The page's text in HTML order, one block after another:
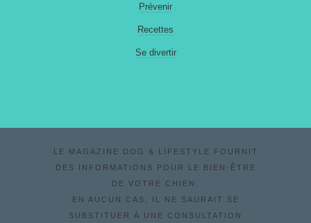
Prévenir
Recettes
Se divertir
LE MAGAZINE DOG & LIFESTYLE FOURNIT
DES INFORMATIONS POUR LE BIEN-ÊTRE
DE VOTRE CHIEN.
EN AUCUN CAS, IL NE SAURAIT SE
SUBSTITUER À UNE CONSULTATION